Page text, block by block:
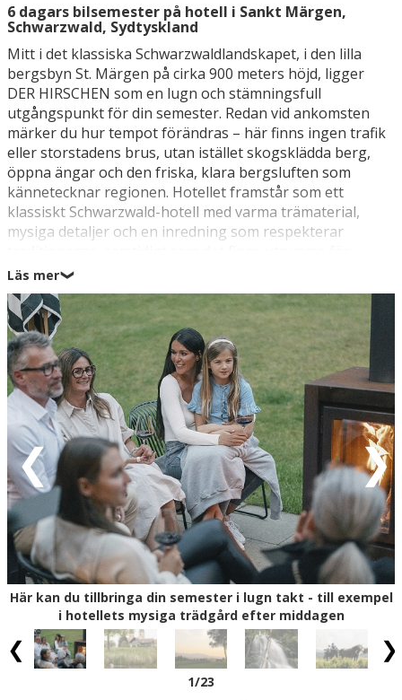
6 dagars bilsemester på hotell i Sankt Märgen,
Schwarzwald, Sydtyskland
Mitt i det klassiska Schwarzwaldlandskapet, i den lilla
bergsbyn St. Märgen på cirka 900 meters höjd, ligger
DER HIRSCHEN som en lugn och stämningsfull
utgångspunkt för din semester. Redan vid ankomsten
märker du hur tempot förändras – här finns ingen trafik
eller storstadens brus, utan istället skogsklädda berg,
öppna ängar och den friska, klara bergsluften som
kännetecknar regionen. Hotellet framstår som ett
klassiskt Schwarzwald-hotell med varma trämaterial,
mysiga detaljer och en inredning som respekterar
modern komfort. Du kan se fram emot avkopplande
faciliteter som spaområde med bastu och en restaurang
där kvalitet och lokala råvaror står i fokus. Frukosten är
generös och inbjudande och sätter en lugn rytm för
dagen, oavsett om du planerar aktiviteter eller bara vill
njuta av stillheten. Bara några minuters promenad från
hotellet hittar du den lilla bykärnan, där vardagsliv och
gästfrihet går hand i hand och där du snabbt känner den
autentiska Schwarzwald-känslan som gör området så
speciellt.
Precis utanför hotellet väntar upplevelser som gör det
enkelt att låta dagarna flyta utan stora planer. En kort
promenad tar dig till Naturbad am Pfisterwald (500 m),
där en stillsam badsjö ligger omgiven av skog och
Schwarzwalds gröna kullar – perfekt för en paus eller ett
dopp i naturens lugn. Fortsätt till Klostermuseum St.
Märgen (350 m), där du får en levande inblick i regionens
historia med allt från traditionella gökur till konst och
klosterliv. Följ de gamla stigarna till Ohmenkapelle (1 km),
där kastanjealléer och öppna vyer skapar en nästan
meditativ stämning högt över dalen. Du kan också
Läs mer❯
Här kan du tillbringa din semester i lugn takt - till exempel
i hotellets mysiga trädgård efter middagen
1/23